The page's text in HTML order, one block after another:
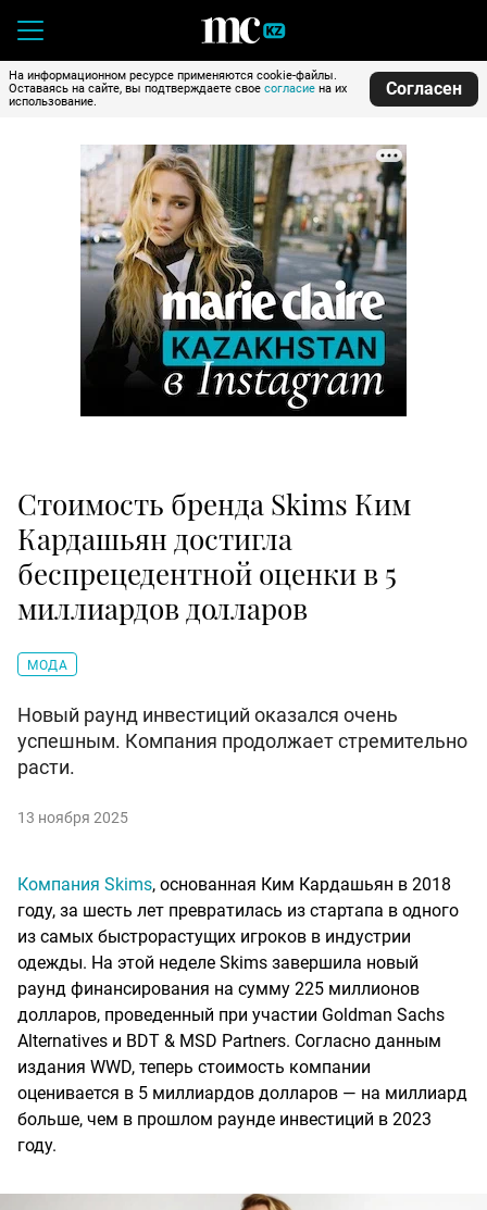
На информационном ресурсе применяются cookie-файлы.
Оставаясь на сайте, вы подтверждаете свое согласие на их
использование.
Согласен
Стоимость бренда Skims Ким
Кардашьян достигла
беспрецедентной оценки в 5
миллиардов долларов
МОДА
Новый раунд инвестиций оказался очень
успешным. Компания продолжает стремительно
расти.
13 ноября 2025
Компания Skims, основанная Ким Кардашьян в 2018
году, за шесть лет превратилась из стартапа в одного
из самых быстрорастущих игроков в индустрии
одежды. На этой неделе Skims завершила новый
раунд финансирования на сумму 225 миллионов
долларов, проведенный при участии Goldman Sachs
Alternatives и BDT & MSD Partners. Согласно данным
издания WWD, теперь стоимость компании
оценивается в 5 миллиардов долларов — на миллиард
больше, чем в прошлом раунде инвестиций в 2023
году.